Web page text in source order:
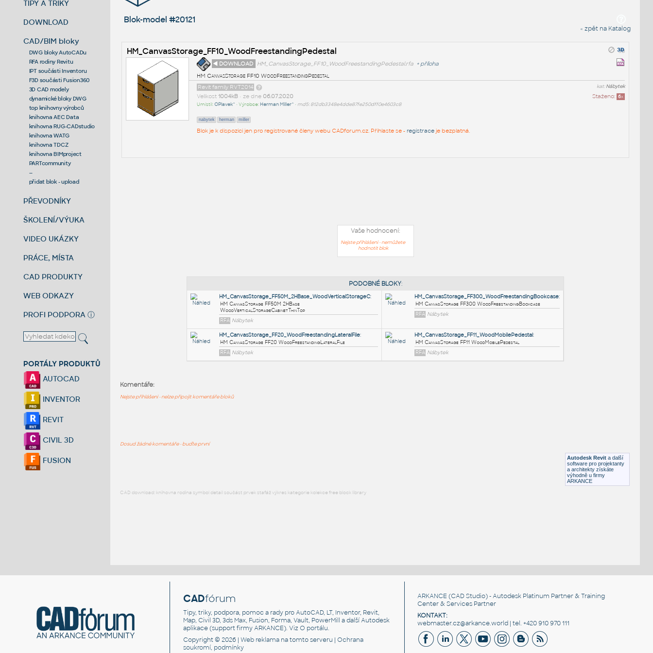
TIPY A TRIKY
DOWNLOAD
CAD/BIM bloky
DWG bloky AutoCADu
RFA rodiny Revitu
IPT součásti Inventoru
F3D součásti Fusion360
3D CAD modely
dynamické bloky DWG
top knihovny výrobců
knihovna AEC Data
knihovna RUG-CADstudio
knihovna WATG
knihovna TDCZ
knihovna BIMproject
PARTcommunity
--
přidat blok - upload
PŘEVODNÍKY
ŠKOLENÍ/VÝUKA
VIDEO UKÁZKY
PRÁCE, MÍSTA
CAD PRODUKTY
WEB ODKAZY
PROFI PODPORA ⓘ
PORTÁLY PRODUKTŮ
AUTOCAD
INVENTOR
REVIT
CIVIL 3D
FUSION
Blok-model #20121
« zpět na Katalog
HM_CanvasStorage_FF10_WoodFreestandingPedestal
◄ DOWNLOAD HM_CanvasStorage_FF10_WoodFreestandingPedestal.rfa + příloha
HM CanvasStorage FF10 WoodFreestandingPedestal
kat:Nábytek
Revit family RVT2014
Staženo: 6x
Velikost 1004kB• ze dne 06.07.2020
Umístil:OPlavek^ • Výrobce: Herman Miller^ • md5: 812db3348e4dde87fe250dff0e4603c8
nabytek herman miller
Blok je k dispozici jen pro registrované členy webu CADforum.cz. Přihlaste se - registraceje bezplatná.
Vaše hodnocení:
Nejste přihlášeni - nemůžete
hodnotit blok
Autodesk Revit a další
software pro projektanty
a architekty získáte
výhodně u firmy
ARKANCE
Komentáře:
Nejste přihlášeni - nelze připojit komentáře bloků
Dosud žádné komentáře - buďte první
CAD download: knihovna rodina symbol detail součást prvek stafáž výkres kategorie kolekce free block library
CADfórum
Tipy, triky, podpora, pomoc a rady pro AutoCAD, LT, Inventor, Revit,
Map, Civil 3D, 3ds Max, Fusion, Forma, Vault, PowerMill a další Autodesk
aplikace (support firmy ARKANCE). VizO portálu.
Copyright © 2026 |Web reklama na tomto serveru |Ochrana
soukromí, podmínky
ARKANCE (CAD Studio) - Autodesk Platinum Partner & Training
Center & Services Partner
KONTAKT:
webmaster.cz@arkance.world | tel. +420 910 970 111